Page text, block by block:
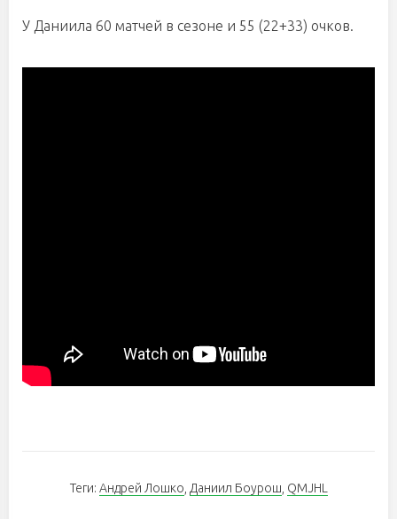
У Даниила 60 матчей в сезоне и 55 (22+33) очков.
Теги: Андрей Лошко Даниил Боурош QMJHL